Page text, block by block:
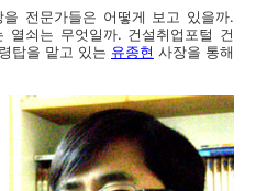
전문가들은 어떻게 보고 있을까.
열쇠는 무엇일까. 건설취업포털 건
탑을 맡고 있는 유종현 사장을 통해